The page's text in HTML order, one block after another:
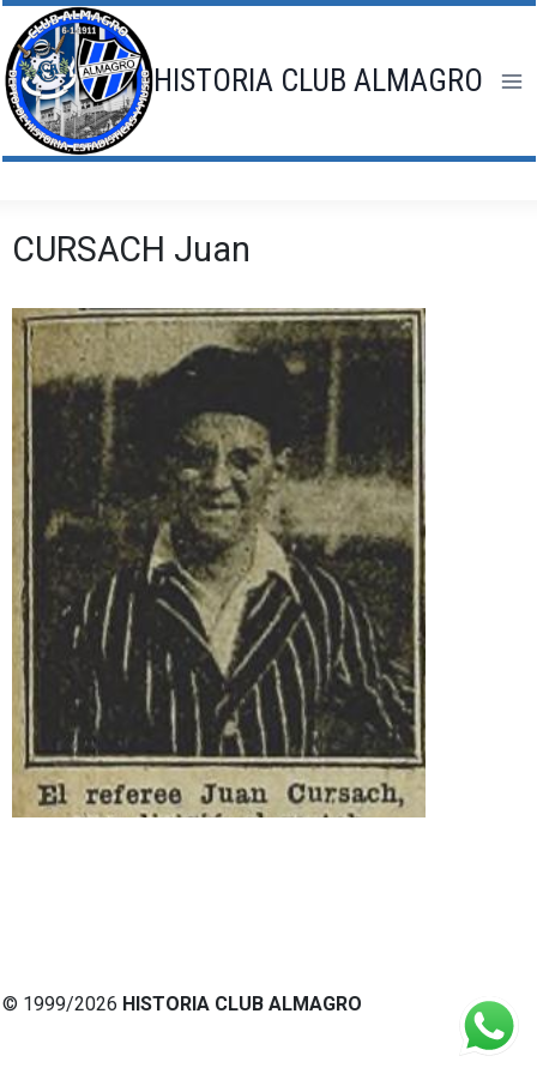
Saltar
al
contenido
HISTORIA CLUB ALMAGRO
CURSACH Juan
© 1999/2026 HISTORIA CLUB ALMAGRO